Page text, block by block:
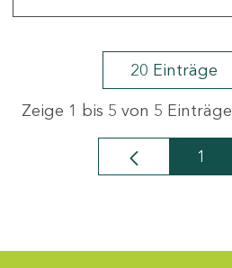
20 Einträge
Zeige 1 bis 5 von 5
Seite
1